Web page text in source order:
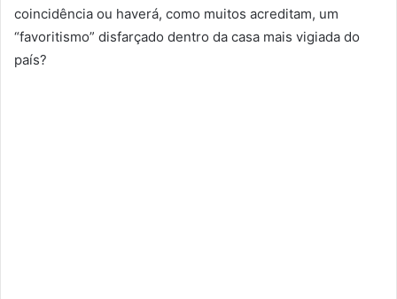
coincidência ou haverá, como muitos acreditam, um
“favoritismo” disfarçado dentro da casa mais vigiada do
país?